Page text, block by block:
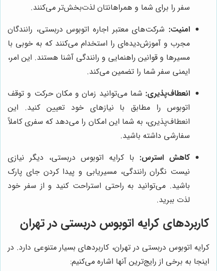
سفر را برای شما و همراهانتان لذت‌بخش‌تر می‌کنند.
امنیت: شرکت‌های معتبر اجاره اتوبوس دربستی، رانندگان
مجرب و آموزش‌دیده‌ای را استخدام می‌کنند که به خوبی با
مسیرها و قوانین راهنمایی و رانندگی آشنا هستند. این امر،
ایمنی سفر شما را تضمین می‌کند.
انعطاف‌پذیری: شما می‌توانید زمان و مکان حرکت و توقف
اتوبوس را مطابق با نیازهای خود تعیین کنید. این
انعطاف‌پذیری، به شما این امکان را می‌دهد که سفری کاملاً
سفارشی داشته باشید.
کاهش استرس: با کرایه اتوبوس دربستی، دیگر نیازی
نیست نگران رانندگی، مسیریابی و پیدا کردن جای پارک
باشید. می‌توانید به راحتی استراحت کنید و از سفر خود
لذت ببرید.
کاربردهای کرایه اتوبوس دربستی در تهران
کرایه اتوبوس دربستی در تهران، کاربردهای بسیار متنوعی دارد. در
اینجا به برخی از رایج‌ترین آنها اشاره می‌کنیم: